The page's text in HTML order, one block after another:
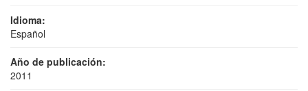
Idioma:
Español
Año de publicación:
2011